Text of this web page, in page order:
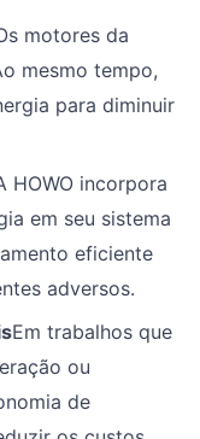
motores da
mesmo tempo,
para diminuir
HOWO incorpora
em seu sistema
eficiente
adversos.
Em trabalhos que
ou
de